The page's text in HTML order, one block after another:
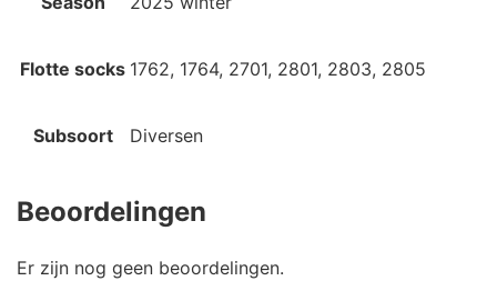
Flotte socks 1762, 1764, 2701, 2801, 2803, 2805
Subsoort Diversen
Beoordelingen
Er zijn nog geen beoordelingen.